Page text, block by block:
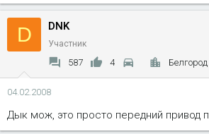
D DNK
Участник
587 4 Белгород
04.02.2008
Дык мож, это просто передний привод